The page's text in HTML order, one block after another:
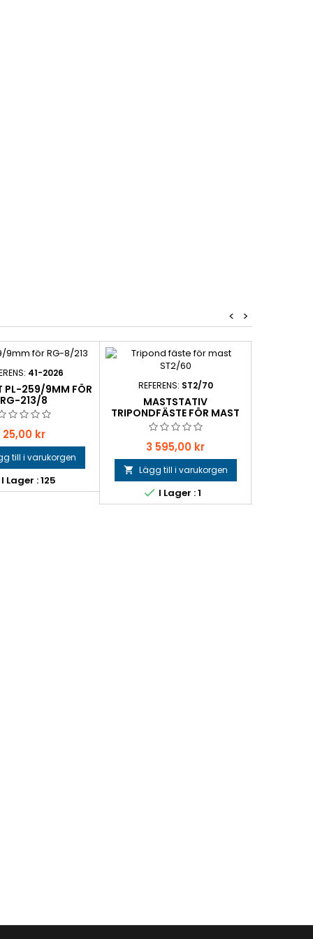
>
<
41-2026
PL-259/9MM FÖR
RG-213/8
Pris
25,00 kr
till i varukorgen
I Lager : 125
REFERENS: ST2/70
MASTSTATIV
TRIPONDFÄSTE FÖR MAST
ST2/70
Pris
3 595,00 kr
 Lägg till i varukorgen
 I Lager : 1